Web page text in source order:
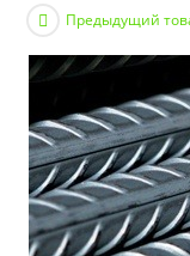
Предыдущий